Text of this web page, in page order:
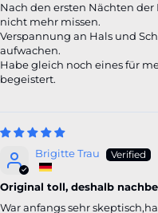
Nach den ersten Nächten
nicht mehr missen.
Verspannung an Hals und
aufwachen.
Habe gleich noch eines für
begeistert.
Brigitte Trau
Original toll, deshalb
War anfangs sehr